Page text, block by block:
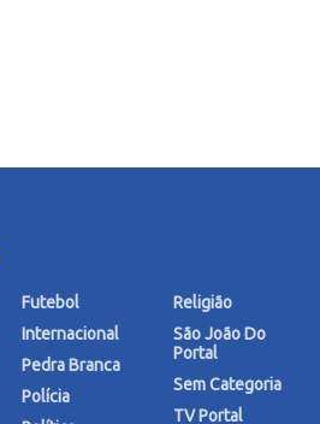
Futebol
Internacional
Pedra Branca
Polícia
Religião
São João Do
Portal
Sem Categoria
TV Portal